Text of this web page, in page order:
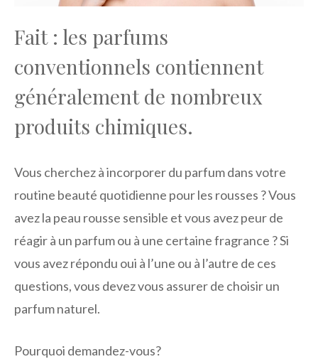
Fait : les parfums
conventionnels contiennent
généralement de nombreux
produits chimiques.
Vous cherchez à incorporer du parfum dans votre
routine beauté quotidienne pour les rousses ? Vous
avez la peau rousse sensible et vous avez peur de
réagir à un parfum ou à une certaine fragrance ? Si
vous avez répondu oui à l’une ou à l’autre de ces
questions, vous devez vous assurer de choisir un
parfum naturel.
Pourquoi demandez-vous?